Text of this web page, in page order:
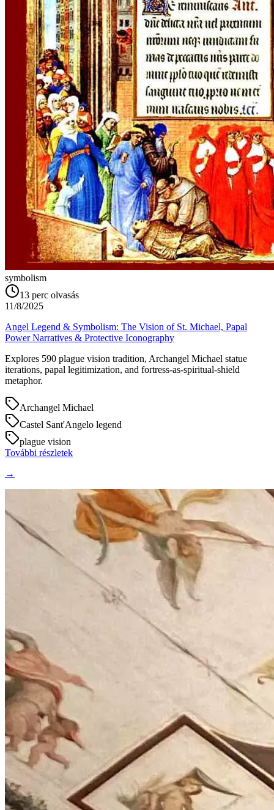
symbolism
13 perc olvasás
11/8/2025
Angel Legend & Symbolism: The Vision of St. Michael, Papal
Power Narratives & Protective Iconography
Explores 590 plague vision tradition, Archangel Michael statue
iterations, papal legitimization, and fortress-as-spiritual-shield
metaphor.
Archangel Michael
Castel Sant'Angelo legend
plague vision
További részletek
→